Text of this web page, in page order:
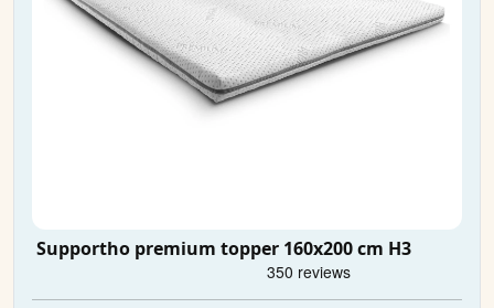
Supportho premium topper 160x200 cm H3